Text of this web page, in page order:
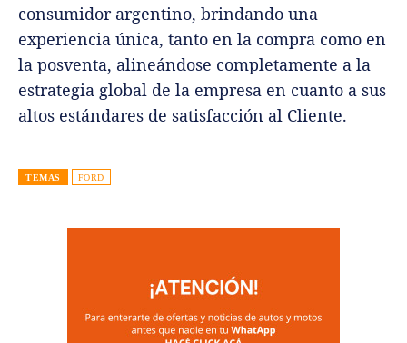
consumidor argentino, brindando una
experiencia única, tanto en la compra como en
la posventa, alineándose completamente a la
estrategia global de la empresa en cuanto a sus
altos estándares de satisfacción al Cliente.
TEMAS FORD